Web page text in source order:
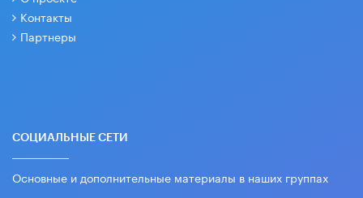
Контакты
Партнеры
СОЦИАЛЬНЫЕ СЕТИ
Основные и дополнительные материалы в наших группах